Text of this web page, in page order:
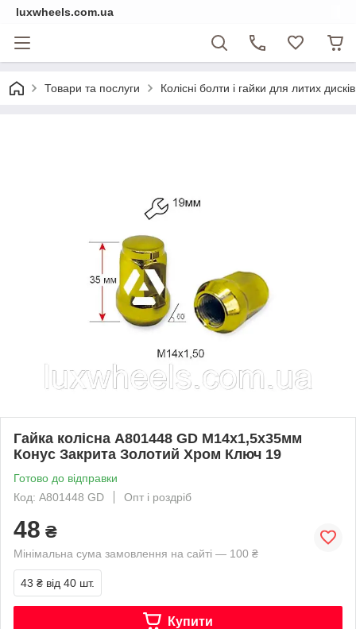
luxwheels.com.ua
Товари та послуги Колісні болти і гайки для литих
Гайка колісна A801448 GD M14х1,5х35мм
Конус Закрита Золотий Хром Ключ 19
Готово до відправки
Код: A801448 GD
Опт і роздріб
48 ₴
Мінімальна сума замовлення на сайті — 100 ₴
43 ₴ від 40 шт.
Купити